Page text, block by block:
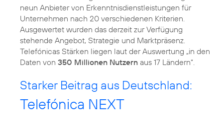
neun Anbieter von Erkenntnisdienstleistungen für
Unternehmen nach 20 verschiedenen Kriterien.
Ausgewertet wurden das derzeit zur Verfügung
stehende Angebot, Strategie und Marktpräsenz.
Telefónicas Stärken liegen laut der Auswertung „in den
Daten von 350 Millionen Nutzern aus 17 Ländern“.
Starker Beitrag aus Deutschland:
Telefónica NEXT